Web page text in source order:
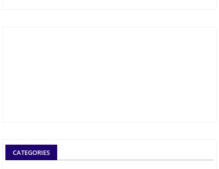
CATEGORIES